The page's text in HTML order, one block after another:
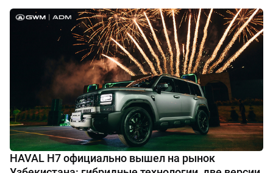
HAVAL H7 официально вышел на рынок